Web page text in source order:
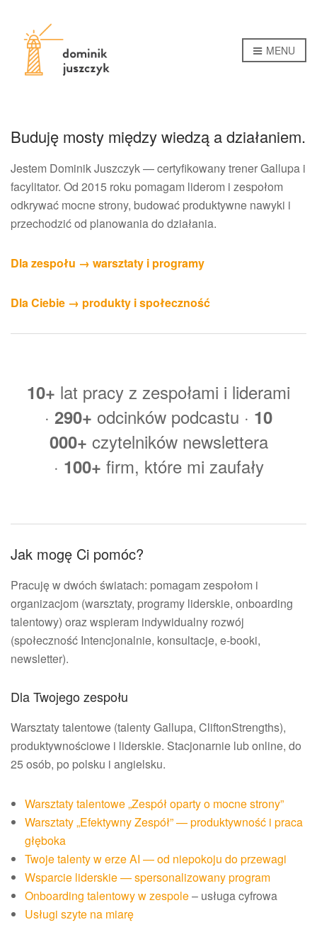
MENU
Buduję mosty między wiedzą a działaniem.
Jestem Dominik Juszczyk — certyfikowany trener Gallupa i
facylitator. Od 2015 roku pomagam liderom i zespołom
odkrywać mocne strony, budować produktywne nawyki i
przechodzić od planowania do działania.
Dla zespołu → warsztaty i programy
Dla Ciebie → produkty i społeczność
10+ lat pracy z zespołami i liderami
· 290+ odcinków podcastu · 10
000+ czytelników newslettera
· 100+ firm, które mi zaufały
Jak mogę Ci pomóc?
Pracuję w dwóch światach: pomagam zespołom i
organizacjom (warsztaty, programy liderskie, onboarding
talentowy) oraz wspieram indywidualny rozwój
(społeczność Intencjonalnie, konsultacje, e-booki,
newsletter).
Dla Twojego zespołu
Warsztaty talentowe (talenty Gallupa, CliftonStrengths),
produktywnościowe i liderskie. Stacjonarnie lub online, do
25 osób, po polsku i angielsku.
Warsztaty talentowe „Zespół oparty o mocne strony”
Warsztaty „Efektywny Zespół” — produktywność i praca
głęboka
Twoje talenty w erze AI — od niepokoju do przewagi
Wsparcie liderskie — spersonalizowany program
Onboarding talentowy w zespole– usługa cyfrowa
Usługi szyte na miarę